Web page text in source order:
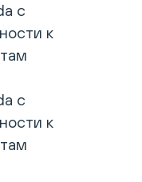
с
к
с
к